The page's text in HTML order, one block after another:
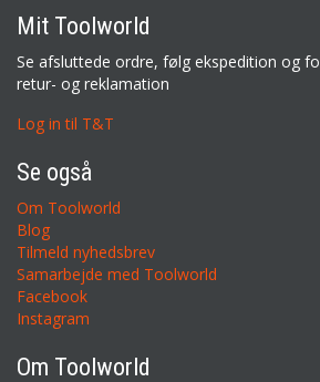
Mit Toolworld
Se afsluttede ordre, følg ekspedition og
retur- og reklamation
Log in til T&T
Se også
Om Toolworld
Blog
Tilmeld nyhedsbrev
Samarbejde med Toolworld
Facebook
Instagram
Om Toolworld